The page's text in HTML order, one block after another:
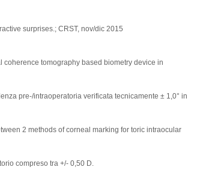
surprises.; CRST, nov/dic 2015
coherence tomography based biometry device in
pre-/intraoperatoria verificata tecnicamente ± 1,0° in
2 methods of corneal marking for toric intraocular
compreso tra +/- 0,50 D.